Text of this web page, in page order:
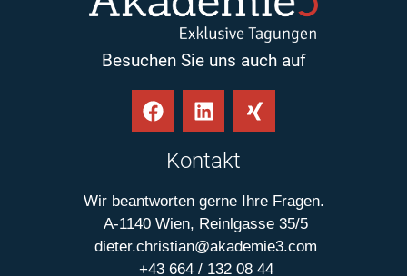
Besuchen Sie uns auch auf
Kontakt
Wir beantworten gerne Ihre Fragen.
A-1140 Wien, Reinlgasse 35/5
dieter.christian@akademie3.com
+43 664 / 132 08 44